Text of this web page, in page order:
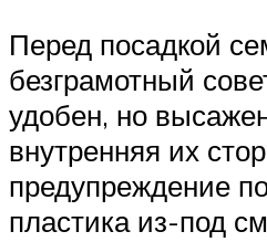
Перед посадкой
безграмотный
удобен, но
внутренняя их
предупреждение
пластика из-под